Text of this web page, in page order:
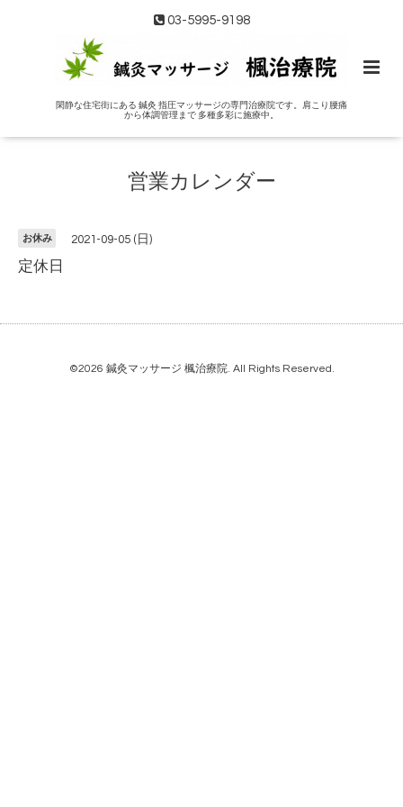
03-5995-9198
閑静な住宅街にある 鍼灸 指圧マッサージの専門治療院です。肩こり腰痛
から体調管理まで 多種多彩に施療中。
営業カレンダー
お休み 2021-09-05 (日)
定休日
©2026 鍼灸マッサージ 楓治療院. All Rights Reserved.